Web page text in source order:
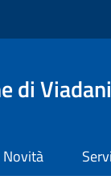
di
Novità